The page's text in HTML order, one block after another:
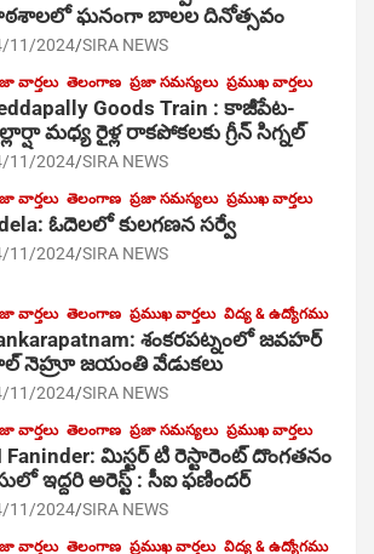
ఘనంగా బాలల దినోత్సవం
11/2024 SIRA NEWS
వార్తలు తెలంగాణ ప్రజా సమస్యలు ప్రముఖ వార్తలు
Goods Train : కాజీపేట-
మధ్య రైళ్ల రాకపోకలకు గ్రీన్ సిగ్నల్
11/2024 SIRA NEWS
వార్తలు తెలంగాణ ప్రజా సమస్యలు ప్రముఖ వార్తలు
ఓదెలలో కులగణన సర్వే
11/2024 SIRA NEWS
వార్తలు తెలంగాణ ప్రముఖ వార్తలు విద్య & ఉద్యోగము
శంకరపట్నంలో జవహర్
నెహ్రూ జయంతి వేడుకలు
11/2024 SIRA NEWS
వార్తలు తెలంగాణ ప్రజా సమస్యలు ప్రముఖ వార్తలు
Faninder: మిస్టర్ టి రెస్టారెంట్ దొంగతనం
ఇద్దరి అరెస్ట్ : సీఐ ఫణిందర్
11/2024 SIRA NEWS
వార్తలు తెలంగాణ ప్రముఖ వార్తలు విద్య & ఉద్యోగము